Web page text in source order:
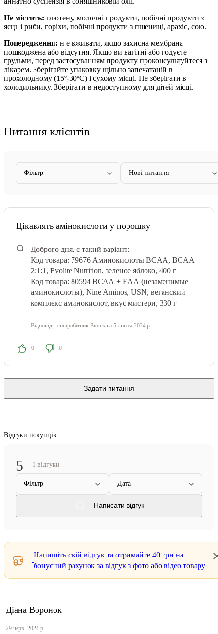
Не містить: глютену, молочні продукти, побічні продукти з
яєць і риби, горіхи, побічні продукти з пшениці, арахіс, сою.
Попередження: н е вживати, якщо захисна мембрана
пошкоджена або відсутня. Якщо ви вагітні або годуєте
грудьми, перед застосуванням продукту проконсультуйтеся з
лікарем. Зберігайте упаковку щільно запечатаній в
прохолодному (15º-30ºC) і сухому місці. Не зберігати в
холодильнику. Зберігати в недоступному для дітей місці.
Питання клієнтів
Фільтр Нові питання
Цікавлять амінокислоти у порошку
Доброго дня, є такий варіант:
Код товара: 79676 Аминокислоты BCAA, BCAA
2:1:1, Evolite Nutrition, зеленое яблоко, 400 г
Код товара: 80594 ВСАА + ЕАА (незаменимые
аминокислоты), Nine Aminos, USN, веганский
комплекс аминокислот, вкус мистери, 330 г
Відповідь: співробітник Biotus на 5 липня 2024 р.
0 0
Задати питання
Відгуки покупців
5 1 відгуки
Фільтр Дата
Написати відгук
Напишіть свій відгук та отримайте 40 грн на
бонусний рахунок за відгук з фото або відео товару
Діана Воронок
29 черв. 2024 р.